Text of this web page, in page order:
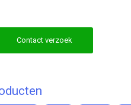
Contact verzoek